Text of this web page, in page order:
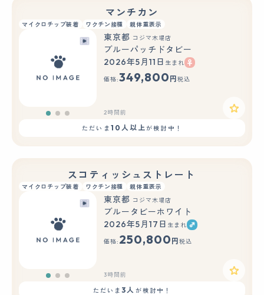
マンチカン
マイクロチップ装着 ワクチン接種 親体重表示
もっと見る
東京都 コジマ木場店
ブルーパッチドタビー
2026年5月11日 生まれ
価格:349,800 円 税込
2時間前
ただいま 10人以上が検討中！
スコティッシュストレート
マイクロチップ装着 ワクチン接種 親体重表示
もっと見る
東京都 コジマ木場店
ブルータビーホワイト
2026年5月17日 生まれ
価格: 250,800 円 税込
3時間前
ただいま3人 が検討中！